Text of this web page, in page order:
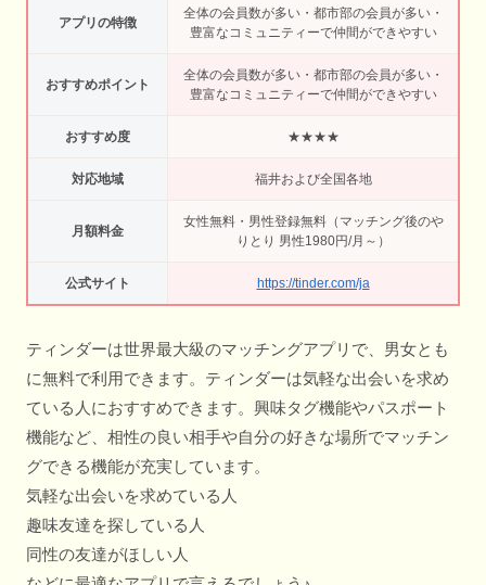
アプリの特徴
全体の会員数が多い・都市部の会員が多い・
豊富なコミュニティーで仲間ができやすい
おすすめポイント
全体の会員数が多い・都市部の会員が多い・
豊富なコミュニティーで仲間ができやすい
おすすめ度 ★★★★
対応地域 福井および全国各地
月額料金
女性無料・男性登録無料（マッチング後のや
りとり 男性1980円/月～）
公式サイト https://tinder.com/ja
ティンダーは世界最大級のマッチングアプリで、男女とも
に無料で利用できます。ティンダーは気軽な出会いを求め
ている人におすすめできます。興味タグ機能やパスポート
機能など、相性の良い相手や自分の好きな場所でマッチン
グできる機能が充実しています。
気軽な出会いを求めている人
趣味友達を探している人
同性の友達がほしい人